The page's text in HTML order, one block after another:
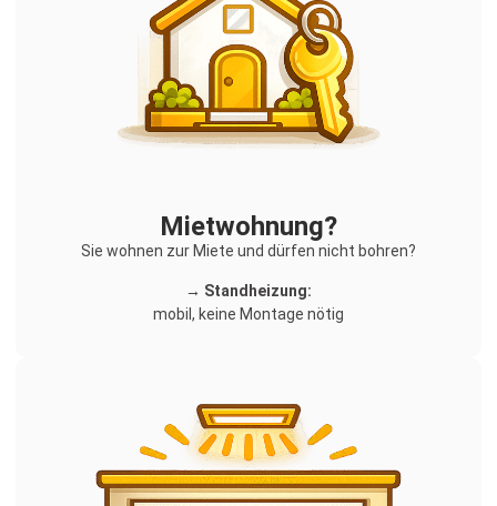
Mietwohnung?
Sie wohnen zur Miete und dürfen nicht bohren?
→ Standheizung:
mobil, keine Montage nötig